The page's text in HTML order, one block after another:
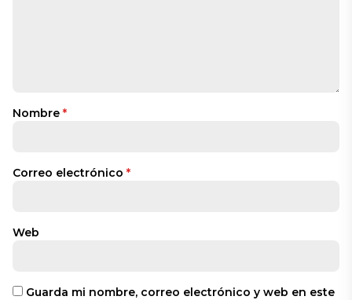
Nombre *
Correo electrónico *
Web
Guarda mi nombre, correo electrónico y web en este